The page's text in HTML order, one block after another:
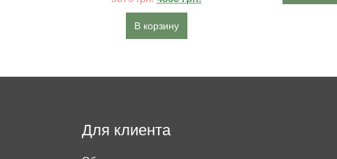
В корзину
Для клиента